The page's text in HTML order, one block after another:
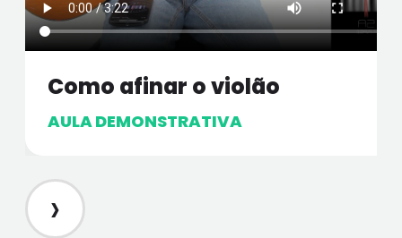
Como afinar o violão
AULA DEMONSTRATIVA
›